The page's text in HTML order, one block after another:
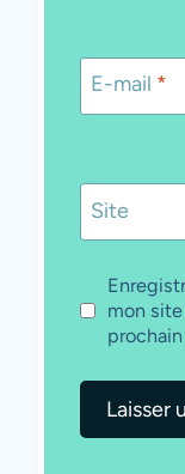
E-mail *
Site
mon